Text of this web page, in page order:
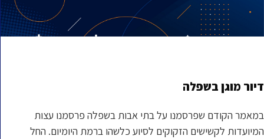
דיור מוגן בשפלה
במאמר הקודם שפרסמנו על בתי אבות בשפלה פרסמנו עצות
המיועדות לקשישים הזקוקים לסיוע כלשהו ברמת היומיום. החל